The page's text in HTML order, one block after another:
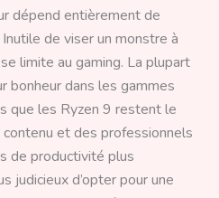
dépend entièrement de
de viser un monstre à
limite au gaming. La plupart
bonheur dans les gammes
que les Ryzen 9 restent le
et des professionnels
de productivité plus
judicieux d’opter pour une